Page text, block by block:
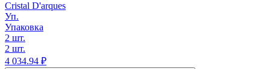
Cristal D'arques
Уп.
Упаковка
2 шт.
2 шт.
4 034.94 ₽